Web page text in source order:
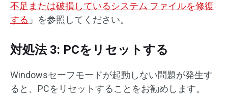
不足または破損しているシステム ファイルを修復
する 」を参照してください。
対処法 3: PCをリセットする
Windowsセーフモードが起動しない問題が発生す
ると、PCをリセットすることをお勧めします。